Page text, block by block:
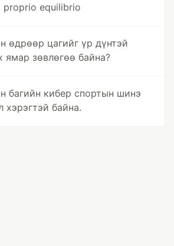
proprio equilibrio
өдрөөр цагийг үр дүнтэй
ямар зөвлөгөө байна?
багийн кибер спортын шинэ
хэрэгтэй байна.